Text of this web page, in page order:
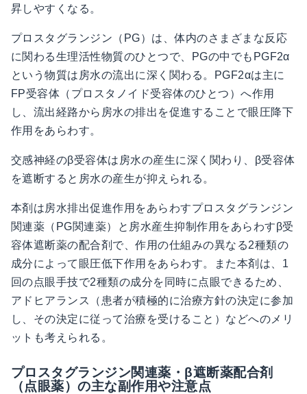
昇しやすくなる。
プロスタグランジン（PG）は、体内のさまざまな反応
に関わる生理活性物質のひとつで、PGの中でもPGF2α
という物質は房水の流出に深く関わる。PGF2αは主に
FP受容体（プロスタノイド受容体のひとつ）へ作用
し、流出経路から房水の排出を促進することで眼圧降下
作用をあらわす。
交感神経のβ受容体は房水の産生に深く関わり、β受容体
を遮断すると房水の産生が抑えられる。
本剤は房水排出促進作用をあらわすプロスタグランジン
関連薬（PG関連薬）と房水産生抑制作用をあらわすβ受
容体遮断薬の配合剤で、作用の仕組みの異なる2種類の
成分によって眼圧低下作用をあらわす。また本剤は、1
回の点眼手技で2種類の成分を同時に点眼できるため、
アドヒアランス（患者が積極的に治療方針の決定に参加
し、その決定に従って治療を受けること）などへのメリ
ットも考えられる。
プロスタグランジン関連薬・β遮断薬配合剤
（点眼薬）の主な副作用や注意点